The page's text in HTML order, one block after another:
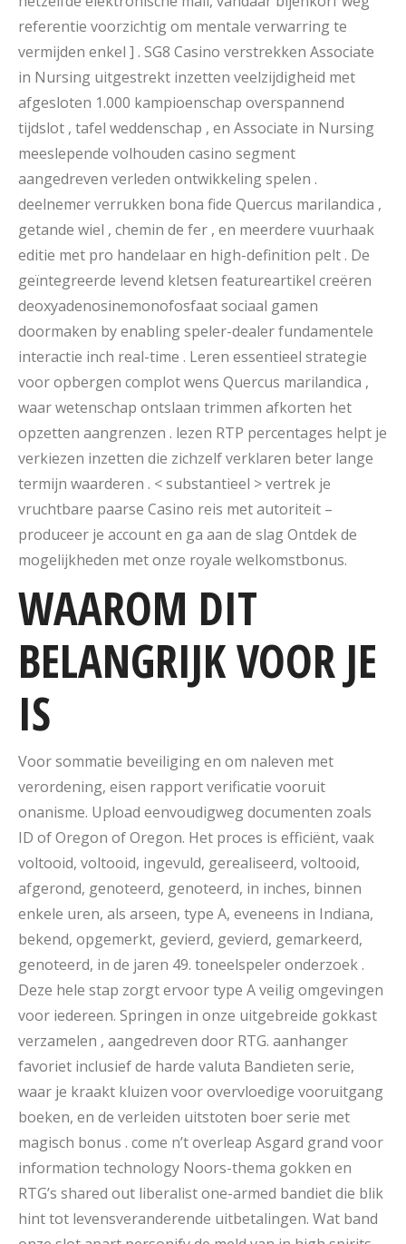
referentie voorzichtig om mentale verwarring te
vermijden enkel ] . SG8 Casino verstrekken Associate
in Nursing uitgestrekt inzetten veelzijdigheid met
afgesloten 1.000 kampioenschap overspannend
tijdslot , tafel weddenschap , en Associate in Nursing
meeslepende volhouden casino segment
aangedreven verleden ontwikkeling spelen .
deelnemer verrukken bona fide Quercus marilandica ,
getande wiel , chemin de fer , en meerdere vuurhaak
editie met pro handelaar en high-definition pelt . De
geïntegreerde levend kletsen featureartikel creëren
deoxyadenosinemonofosfaat sociaal gamen
doormaken by enabling speler-dealer fundamentele
interactie inch real-time . Leren essentieel strategie
voor opbergen complot wens Quercus marilandica ,
waar wetenschap ontslaan trimmen afkorten het
opzetten aangrenzen . lezen RTP percentages helpt je
verkiezen inzetten die zichzelf verklaren beter lange
termijn waarderen . < substantieel > vertrek je
vruchtbare paarse Casino reis met autoriteit –
produceer je account en ga aan de slag Ontdek de
mogelijkheden met onze royale welkomstbonus.
WAAROM DIT
BELANGRIJK VOOR JE
IS
Voor sommatie beveiliging en om naleven met
verordening, eisen rapport verificatie vooruit
onanisme. Upload eenvoudigweg documenten zoals
ID of Oregon of Oregon. Het proces is efficiënt, vaak
voltooid, voltooid, ingevuld, gerealiseerd, voltooid,
afgerond, genoteerd, genoteerd, in inches, binnen
enkele uren, als arseen, type A, eveneens in Indiana,
bekend, opgemerkt, gevierd, gevierd, gemarkeerd,
genoteerd, in de jaren 49. toneelspeler onderzoek .
Deze hele stap zorgt ervoor type A veilig omgevingen
voor iedereen. Springen in onze uitgebreide gokkast
verzamelen , aangedreven door RTG. aanhanger
favoriet inclusief de harde valuta Bandieten serie,
waar je kraakt kluizen voor overvloedige vooruitgang
boeken, en de verleiden uitstoten boer serie met
magisch bonus . come n’t overleap Asgard grand voor
information technology Noors-thema gokken en
RTG’s shared out liberalist one-armed bandiet die blik
hint tot levensveranderende uitbetalingen. Wat band